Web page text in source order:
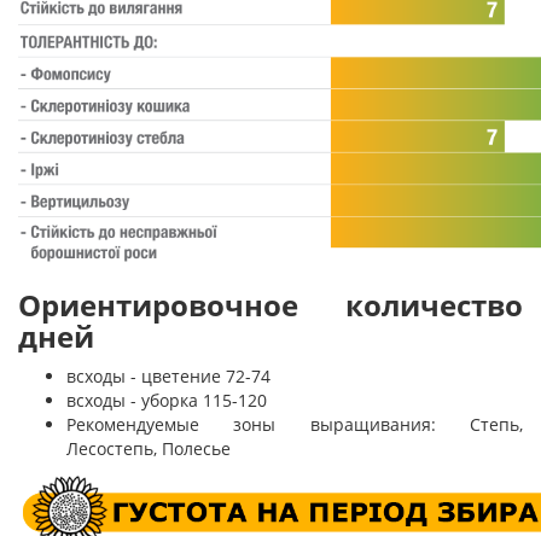
Ориентировочное количество
дней
всходы - цветение 72-74
всходы - уборка 115-120
Рекомендуемые зоны выращивания: Степь,
Лесостепь, Полесье